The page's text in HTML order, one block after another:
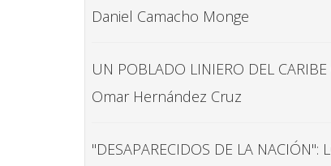
Daniel Camacho Monge
UN POBLADO LINIERO DEL
Omar Hernández Cruz
"DESAPARECIDOS DE LA NACIÓN":